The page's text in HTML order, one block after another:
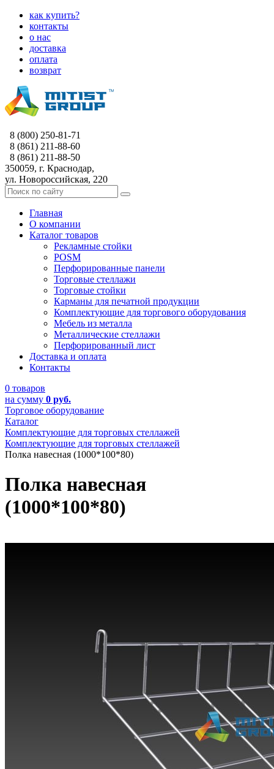
как купить?
контакты
о нас
доставка
оплата
возврат
8 (800) 250-81-71
8 (861) 211-88-60
8 (861) 211-88-50
350059, г. Краснодар,
ул. Новороссийская, 220
Главная
О компании
Каталог товаров
Рекламные стойки
POSM
Перфорированные панели
Торговые стеллажи
Торговые стойки
Карманы для печатной продукции
Комплектующие для торгового оборудования
Мебель из металла
Металлические стеллажи
Перфорированный лист
Доставка и оплата
Контакты
0 товаров
на сумму 0 руб.
Торговое оборудование
Каталог
Комплектующие для торговых стеллажей
Комплектующие для торговых стеллажей
Полка навесная (1000*100*80)
Полка навесная
(1000*100*80)